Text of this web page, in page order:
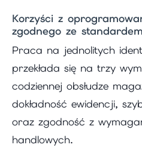
Korzyści z
zgodnego ze
Praca na jednolitych
przekłada się na trzy
codziennej obsłudze
dokładność ewidencji,
oraz zgodność z
handlowych.